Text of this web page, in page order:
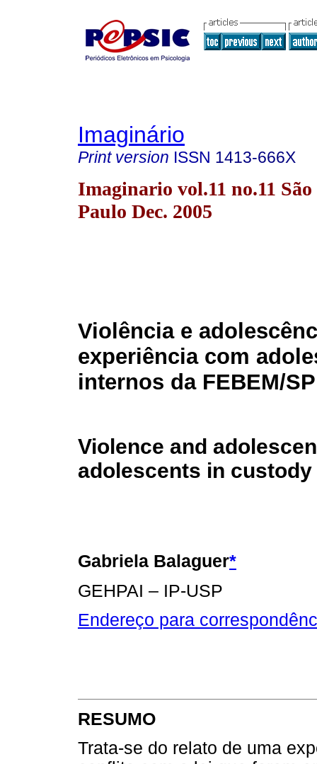
Imaginário
Print version ISSN 1413-666X
Imaginario vol.11 no.11 São
Paulo Dec. 2005
Violência e
experiência com
internos da FEBEM/SP
Violence and
adolescents in custody
Gabriela Balaguer*
GEHPAI – IP-USP
Endereço para
RESUMO
Trata-se do relato de uma